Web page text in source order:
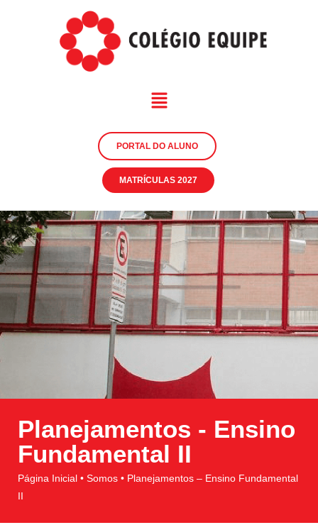
PORTAL DO ALUNO
MATRÍCULAS 2027
Planejamentos - Ensino
Fundamental II
Página Inicial • Somos • Planejamentos – Ensino Fundamental
II